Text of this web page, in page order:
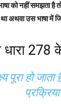
को नहीं समझता
था अथवा उस भाषा में
धारा 278
पूरा हो